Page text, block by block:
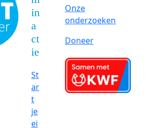
in
a
ct
ie
St
ar
t
je
ei
Onze
onderzoeken
Doneer